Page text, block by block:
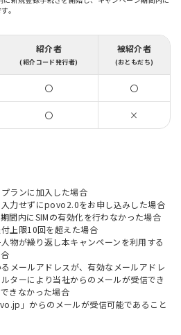
。
紹介者
(紹介コード発行者)
被紹介者
(おともだち)
〇 〇
〇 ×
ランに加入した場合
力せずにpovo2.0をお申し込みした場合
間内にSIMの有効化を行わなかった場合
上限10回を超えた場合
物が繰り返し本キャンペーンを利用する
メールアドレスが、有効なメールアドレ
ターにより当社からのメールが受信でき
きなかった場合
」からのメールが受信可能であること